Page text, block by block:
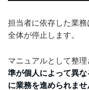
担当者に依存した業
全体が停止します。
マニュアルとして整理
準が個人によって異
に業務を進められませ